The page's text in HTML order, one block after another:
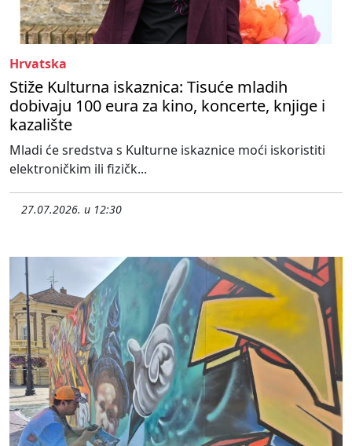
Hrvatska
Stiže Kulturna iskaznica: Tisuće mladih
dobivaju 100 eura za kino, koncerte, knjige i
kazalište
Mladi će sredstva s Kulturne iskaznice moći iskoristiti
elektroničkim ili fizičk...
27.07.2026. u 12:30